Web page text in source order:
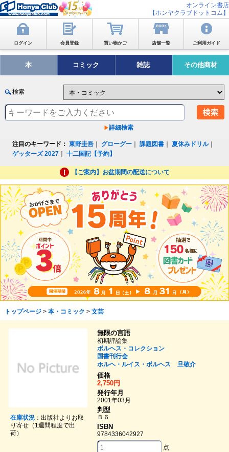
オンライン書店
【ホンヤクラブドットコム】
ログイン 会員登録 買い物かご 店舗一覧 ご利用ガイド
本 コミック 雑誌 その他商材
検索
詳細検索
注目のキーワード： 東野圭吾 グローグー ｜課題図書 ｜夏休みドリル｜
ゲッターズ 2027 ｜十二国記【予約】
【ご案内】お盆期間の配送について
トップページ> 本・コミック > 文芸
在庫状況：出版社よりお取
り寄せ（1週間程度で出
荷）
無限の言語
初期評論集
ボルヘス・コレクション
国書刊行会
ホルヘ・ルイス・ボルヘス
旦敬介
価格
2,750円
発行年月
2001年03月
判型
Ｂ６
ISBN
9784336042927
点